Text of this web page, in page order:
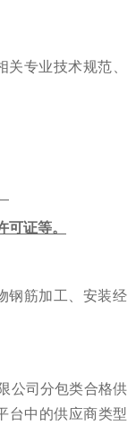
关专业技术规范、
可证等。
钢筋加工、安装经
公司 分包类合格供
台中的供应商类型